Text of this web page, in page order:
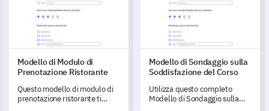
Modello di Modulo di
Prenotazione Ristorante
Questo modello di modulo di
prenotazione ristorante ti
Modello di Sondaggio sulla
Soddisfazione del Corso
Utilizza questo completo
Modello di Sondaggio sulla